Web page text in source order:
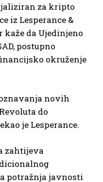
za kripto
iz Lesperance &
kaže da Ujedinjeno
postupno
okruženje
novih
do
je Lesperance.
zahtijeva
potražnja javnosti